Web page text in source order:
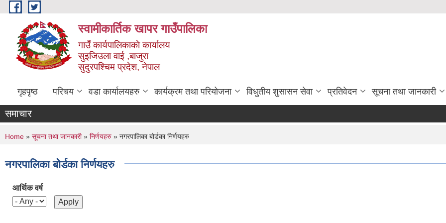
Skip to main content
स्वामीकार्तिक खापर गाउँपालिका
गाउँ कार्यपालिकाकाे कार्यालय
सुइजिउला वाई ,बाजुरा
सुदुरपश्चिम प्रदेश, नेपाल
गृहपृष्ठ परिचय वडा कार्यालयहरु कार्यक्रम तथा परियोजना विधुतीय शुसासन सेवा प्रतिवेदन सूचना तथा जानकारी
समाचार
You are here
Home » सूचना तथा जानकारी» निर्णयहरु » नगरपालिका बोर्डका निर्णयहरु
नगरपालिका बोर्डका निर्णयहरु
आर्थिक वर्ष